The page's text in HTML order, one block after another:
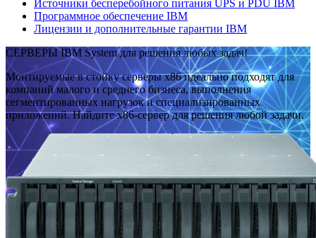
Источники бесперебойного питания UPS и PDU IBM
Программное обеспечение IBM
Лицензии и дополнительные гарантии IBM
СЕРВЕРЫ IBM System для решения любых задач!
Монтируемые в стойку серверы x86 идеально подходят для
компаний малого и среднего бизнеса, выполнения
сегментированных нагрузок и специализированных
приложений. Найдите x86-сервер для решения любой задачи.